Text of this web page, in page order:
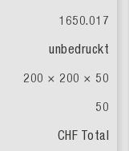
1650.017
unbedruckt
200 × 200 × 50
50
CHF Total